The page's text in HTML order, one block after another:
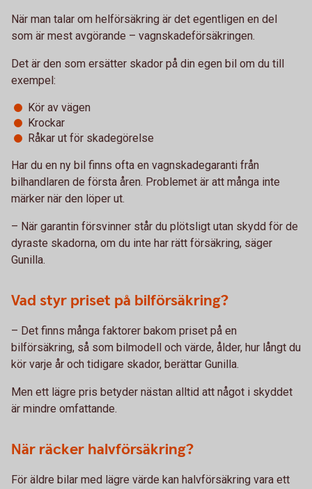
När man talar om helförsäkring är det egentligen en del
som är mest avgörande – vagnskadeförsäkringen.
Det är den som ersätter skador på din egen bil om du till
exempel:
Kör av vägen
Krockar
Råkar ut för skadegörelse
Har du en ny bil finns ofta en vagnskadegaranti från
bilhandlaren de första åren. Problemet är att många inte
märker när den löper ut.
– När garantin försvinner står du plötsligt utan skydd för de
dyraste skadorna, om du inte har rätt försäkring, säger
Gunilla.
Vad styr priset på bilförsäkring?
– Det finns många faktorer bakom priset på en
bilförsäkring, så som bilmodell och värde, ålder, hur långt du
kör varje år och tidigare skador, berättar Gunilla.
Men ett lägre pris betyder nästan alltid att något i skyddet
är mindre omfattande.
När räcker halvförsäkring?
För äldre bilar med lägre värde kan halvförsäkring vara ett